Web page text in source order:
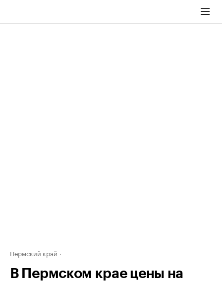
Пермский край
В Пермском крае цены на